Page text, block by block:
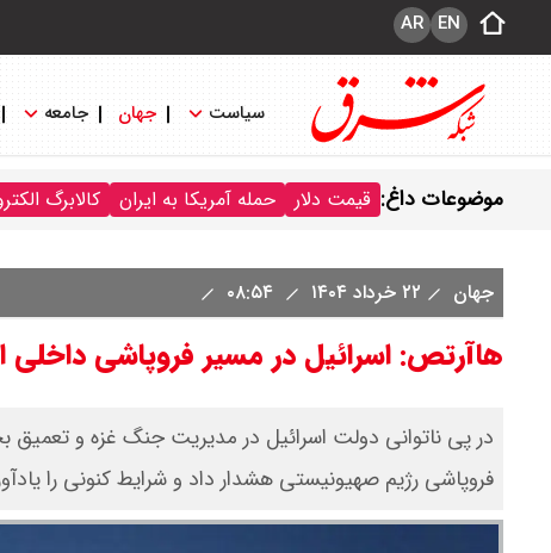
EN
AR
سیاست جهان جامعه
موضوعات داغ: قیمت دلار حمله آمریکا به ایران کالابرگ
جهان ۲۲ خرداد ۱۴۰۴
هاآرتص: اسرائیل در مسیر فروپاشی
در پی ناتوانی دولت اسرائیل در مدیریت جنگ غزه و تعمیق
فروپاشی رژیم صهیونیستی هشدار داد و شرایط کنونی را